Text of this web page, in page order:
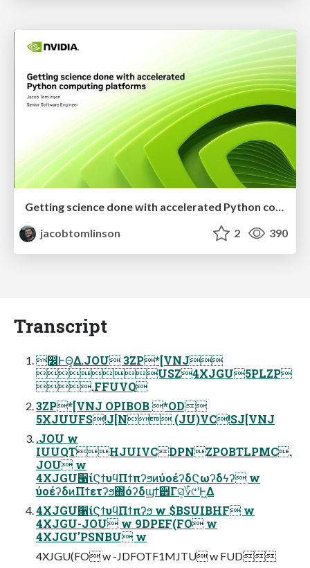
Getting science done with accelerated Python computing platforms
jacobtomlinson
2 390
Transcript
෼ͰΘ͔Δ.JOU 3ZP*[VNJ
USZ4XJGU5PLZP
.FFUVQ
3ZP*[VNJ OPIBOB *OD
5XJUUFS!J[N (JU)VC!SJ[VNJ
.JOU w
IUUQTHJUIVCDPNZPOBTLPMC.
JOU w
4XJGU੡ίϚϯυϥΠϯπʔϧͷύοέʔδϚωʔδϟʔ w
ύοέʔδͷΠϯετʔϧ΍όʔδϣϯ੾Γସ͕͑؆୯ʹͰ͖Δ
4XJGU੡ίϚϯυϥΠϯπʔϧ w $BSUIBHF w
4XJGU-JOU w 9DPEF(FO w
4XJGU'PSNBU w
4XJGU(FO w -JDFOTF1MJTU w FUD